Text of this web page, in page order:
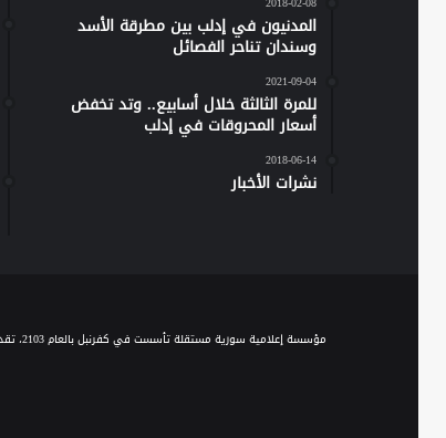
المدنيون في إدلب بين مطرقة الأسد
وسندان تناحر الفصائل
2021-09-04
للمرة الثالثة خلال أسابيع.. وتد تخفض
أسعار المحروقات في إدلب
2018-06-14
نشرات الأخبار
مؤسسة إعلامية سورية مستقلة تأسست في كفرنبل بالعام 2103، تقدم تغطيات إخبارية وصحفية متنوعة على مدار الساعة، وتقدم مجموعة من الباقات البرامجية الحوارية والاجتماعية والخدمية، عبر موجة الـ FM والبث المباشر، ومنصاتها المختلفة على السوشيال ميديا.